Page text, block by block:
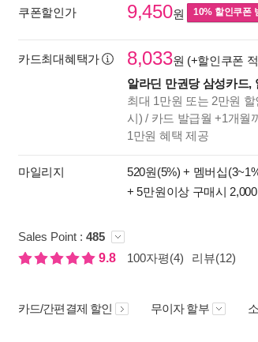
종이책의
쿠폰할인가 9,450원 10% 할인쿠폰
카드최대혜택가 8,033원 (+할인쿠폰
알라딘 만권당 삼성카드,
최대 1만원 또는 2만원
시) / 카드 발급월 +1개월
1만원 혜택 제공
마일리지 520원(5%) + 멤버십
+ 5만원이상 구매시
Sales Point : 485
9.8
100자평(4) 리뷰(12)
카드/간편결제 할인 무이자 할부